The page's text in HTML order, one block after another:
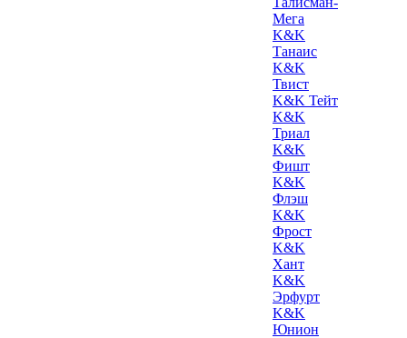
Мега
K&K
Танаис
K&K
Твист
K&K Тейт
K&K
Триал
K&K
Фишт
K&K
Флэш
K&K
Фрост
K&K
Хант
K&K
Эрфурт
K&K
Юнион